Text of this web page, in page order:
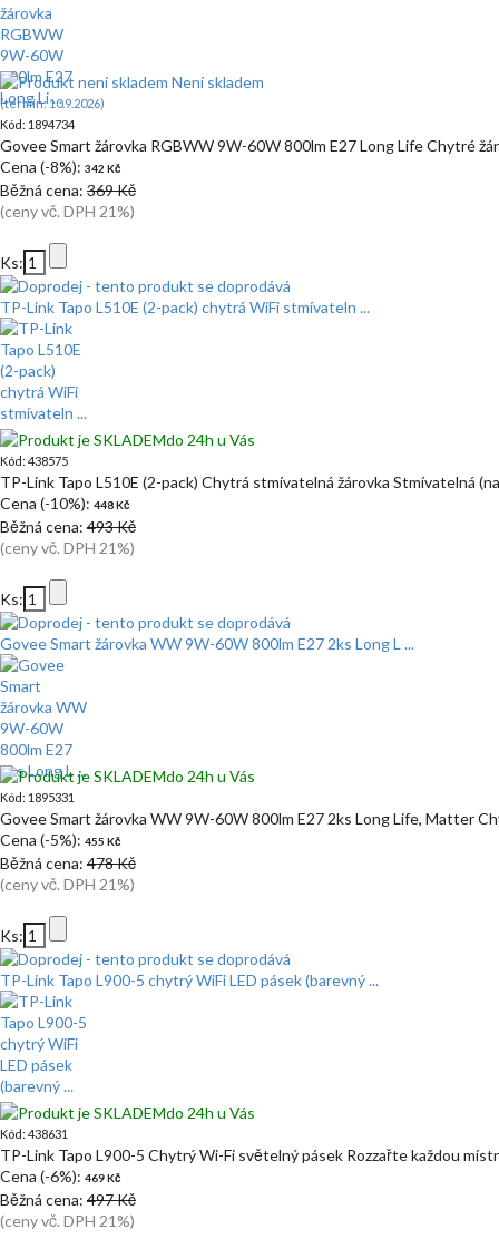
Není skladem
(termín: 10.9.2026)
Kód: 1894734
Govee Smart žárovka RGBWW 9W-60W 800lm E27 Long Life Chytré
Cena (-8%): 342 Kč
Běžná cena: 369 Kč
(ceny vč. DPH 21%)
Ks:
TP-Link Tapo L510E (2-pack) chytrá WiFi stmívateln ...
do 24h u Vás
Kód: 438575
TP-Link Tapo L510E (2-pack) Chytrá stmívatelná žárovka Stmívatelná
Cena (-10%): 448 Kč
Běžná cena: 493 Kč
(ceny vč. DPH 21%)
Ks:
Govee Smart žárovka WW 9W-60W 800lm E27 2ks Long L ...
do 24h u Vás
Kód: 1895331
Govee Smart žárovka WW 9W-60W 800lm E27 2ks Long Life, Matter
Cena (-5%): 455 Kč
Běžná cena: 478 Kč
(ceny vč. DPH 21%)
Ks:
TP-Link Tapo L900-5 chytrý WiFi LED pásek (barevný ...
do 24h u Vás
Kód: 438631
TP-Link Tapo L900-5 Chytrý Wi-Fi světelný pásek Rozzařte každou
Cena (-6%): 469 Kč
Běžná cena: 497 Kč
(ceny vč. DPH 21%)